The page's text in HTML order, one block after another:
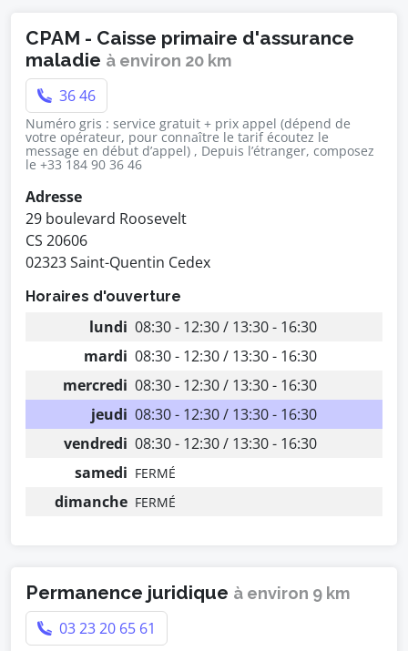
CPAM - Caisse primaire d'assurance
maladie à environ 20 km
36 46
Numéro gris : service gratuit + prix appel (dépend de
votre opérateur, pour connaître le tarif écoutez le
message en début d’appel) , Depuis l’étranger, composez
le +33 184 90 36 46
Adresse
29 boulevard Roosevelt
CS 20606
02323 Saint-Quentin Cedex
Horaires d'ouverture
lundi 08:30 - 12:30 / 13:30 - 16:30
mardi 08:30 - 12:30 / 13:30 - 16:30
mercredi 08:30 - 12:30 / 13:30 - 16:30
jeudi 08:30 - 12:30 / 13:30 - 16:30
vendredi 08:30 - 12:30 / 13:30 - 16:30
samedi FERMÉ
dimanche FERMÉ
Permanence juridique à environ 9 km
03 23 20 65 61